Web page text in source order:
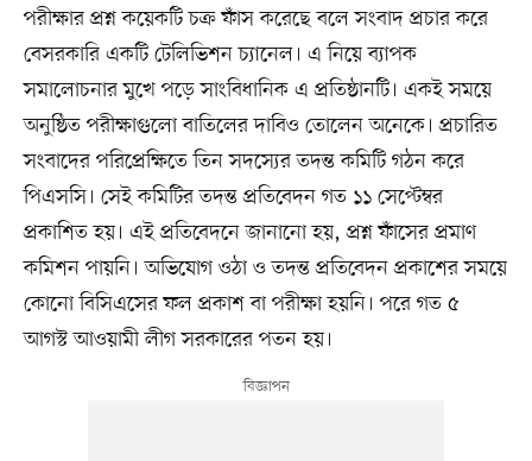
পরীক্ষার প্রশ্ন কয়েকটি চক্র ফাঁস করেছে বলে সংবাদ প্রচার করে
বেসরকারি একটি টেলিভিশন চ্যানেল। এ নিয়ে ব্যাপক
সমালোচনার মুখে পড়ে সাংবিধানিক এ প্রতিষ্ঠানটি। একই সময়ে
অনুষ্ঠিত পরীক্ষাগুলো বাতিলের দাবিও তোলেন অনেকে। প্রচারিত
সংবাদের পরিপ্রেক্ষিতে তিন সদস্যের তদন্ত কমিটি গঠন করে
পিএসসি। সেই কমিটির তদন্ত প্রতিবেদন গত ১১ সেপ্টেম্বর
প্রকাশিত হয়। এই প্রতিবেদনে জানানো হয়, প্রশ্ন ফাঁসের প্রমাণ
কমিশন পায়নি। অভিযোগ ওঠা ও তদন্ত প্রতিবেদন প্রকাশের সময়ে
কোনো বিসিএসের ফল প্রকাশ বা পরীক্ষা হয়নি। পরে গত ৫
আগস্ট আওয়ামী লীগ সরকারের পতন হয়।